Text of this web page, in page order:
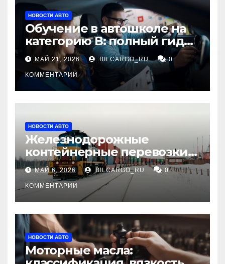
НОВОСТИ АВТО
Обучение в автошколе на
категорию В: полный гид
для будущих водителей
МАЙ 21, 2026 BILCARGO_RU 0
КОММЕНТАРИИ
НОВОСТИ АВТО
Железнодорожные
контейнерные перевозки
из Китая в Россию:
маршруты, сроки и
требования
МАЙ 6, 2026 BILCARGO_RU 0
КОММЕНТАРИИ
НОВОСТИ АВТО
Моторные масла: